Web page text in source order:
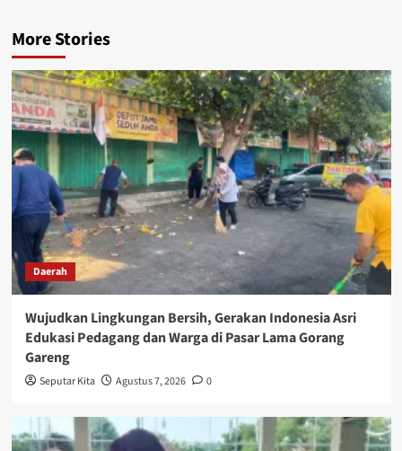
More Stories
Daerah
Wujudkan Lingkungan Bersih, Gerakan Indonesia Asri
Edukasi Pedagang dan Warga di Pasar Lama Gorang
Gareng
Seputar Kita Agustus 7, 2026 0